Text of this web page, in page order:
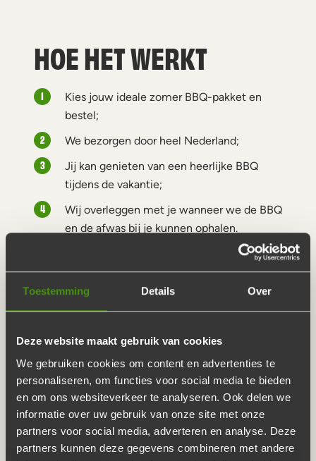
Toestemming Details Over
Deze website maakt gebruik van cookies
We gebruiken cookies om content en advertenties te
personaliseren, om functies voor social media te bieden
en om ons websiteverkeer te analyseren. Ook delen we
informatie over uw gebruik van onze site met onze
partners voor social media, adverteren en analyse. Deze
partners kunnen deze gegevens combineren met andere
HOE HET WERKT
Kies jouw ideale zomer BBQ-pakket en
bestel;
We bezorgen door heel Nederland;
Jij kan genieten van een heerlijke BBQ
tijdens de vakantie;
Wij overleggen met je wanneer we de BBQ
en de afwas bij je kunnen ophalen.
GENIET VAN EEN ZOMER
BBQ MET DE BARBECUE
BOER
Zodra de temperatuur oploopt en de eerste zonnestralen
tevoorschijn komen denken we nog maar aan één ding:
barbecueën! Krijg jij ook zo’n zin om te barbecueën? Zo
geregeld dankzij De Barbecue Boer. Geniet tijdens de